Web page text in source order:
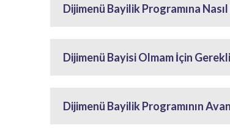
Dijimenü Bayilik Programına
Dijimenü Bayisi Olmam İçin
Dijimenü Bayilik Programının